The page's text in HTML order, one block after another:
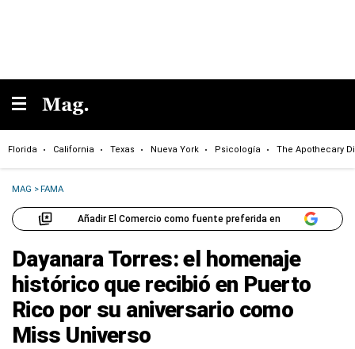
Florida California Texas Nueva York Psicología The Apothecary
MAG >FAMA
Añadir El Comercio como fuente preferida en
Dayanara Torres: el homenaje
histórico que recibió en Puerto
Rico por su aniversario como
Miss Universo